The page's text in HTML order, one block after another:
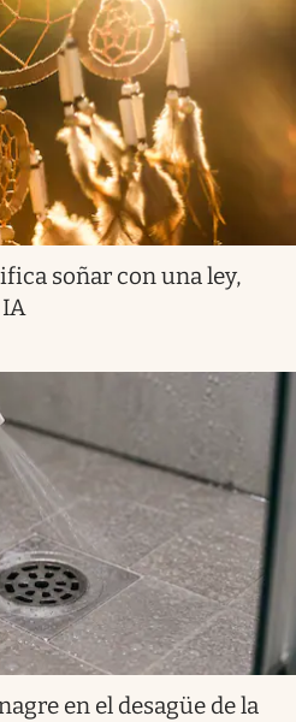
soñar con una ley,
en el desagüe de la